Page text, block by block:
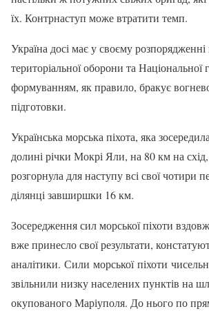
їх. Контрнаступ може втратити темп.
Україна досі має у своєму розпорядженні
територіальної оборони та Національної
формуванням, як правило, бракує
підготовки.
Українська морська піхота, яка
долині річки Мокрі Яли, на 80 км на
розгорнула для наступу всі свої чотири
ділянці завширшки 16 км.
Зосередження сил морської піхоти
вже принесло свої результати,
аналітики. Сили морської піхоти
звільнили низку населених пунктів на
окупованого Маріуполя. До нього по